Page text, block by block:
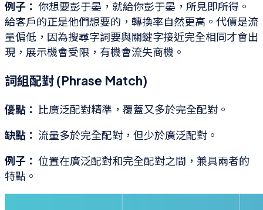
例子： 你想要彭于晏，就給你彭于晏，所見即所得。
給客戶的正是他們想要的，轉換率自然更高。代價是流
量偏低，因為搜尋字詞要與關鍵字接近完全相同才會出
現，展示機會受限，有機會流失商機。
詞組配對 (Phrase Match)
優點： 比廣泛配對精準，覆蓋又多於完全配對。
缺點： 流量多於完全配對，但少於廣泛配對。
例子： 位置在廣泛配對和完全配對之間，兼具兩者的
特點。